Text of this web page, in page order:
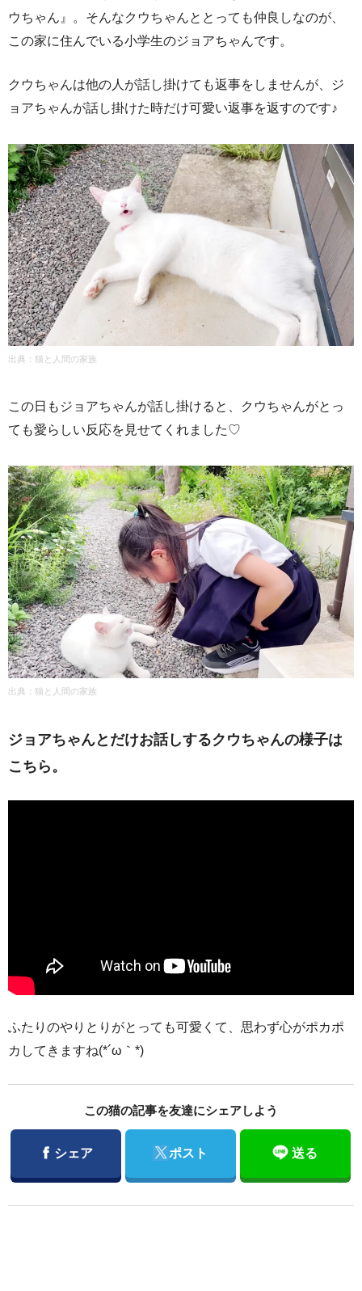
ウちゃん』。そんなクウちゃんととっても仲良しなのが、
この家に住んでいる小学生のジョアちゃんです。
クウちゃんは他の人が話し掛けても返事をしませんが、ジ
ョアちゃんが話し掛けた時だけ可愛い返事を返すのです♪
出典： 猫と人間の家族
この日もジョアちゃんが話し掛けると、クウちゃんがとっ
ても愛らしい反応を見せてくれました♡
出典：猫と人間の家族
ジョアちゃんとだけお話しするクウちゃんの様子は
こちら。
ふたりのやりとりがとっても可愛くて、思わず心がポカポ
カしてきますね(*´ω｀*)
この猫の記事を友達にシェアしよう
Facebook
シェア Twitter
ポスト 送る